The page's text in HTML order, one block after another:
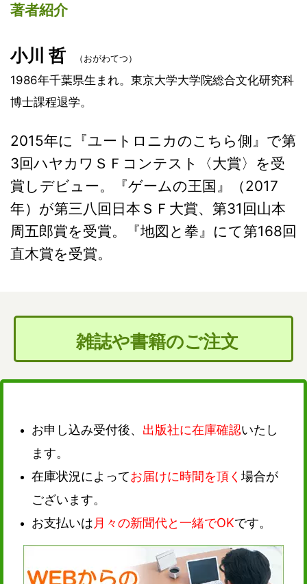
著者紹介
小川 哲 （おがわてつ）
1986年千葉県生まれ。東京大学大学院総合文化研究科
博士課程退学。
2015年に『ユートロニカのこちら側』で第
3回ハヤカワＳＦコンテスト〈大賞〉を受
賞しデビュー。『ゲームの王国』（2017
年）が第三八回日本ＳＦ大賞、第31回山本
周五郎賞を受賞。『地図と拳』にて第168回
直木賞を受賞。
雑誌や書籍のご注文
お申し込み受付後、 出版社に在庫確認いたし
ます。
在庫状況によってお届けに時間を頂く 場合が
ございます。
お支払いは 月々の新聞代と一緒でOKです。